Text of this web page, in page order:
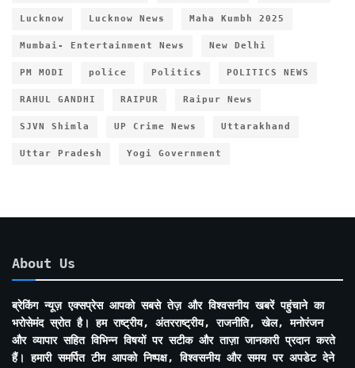
Lucknow Lucknow News Maha Kumbh 2025
Mumbai- Entertainment News New Delhi
PM MODI police Politics POLITICS NEWS
RAHUL GANDHI RAIPUR Raipur News
SJVN Shimla UP Crime News Uttarakhand
Uttar Pradesh Yogi Government
About Us
ब्रेकिंग न्यूज़ एक्सप्रेस आपको सबसे तेज़ और विश्वसनीय खबरें पहुंचाने का
भरोसेमंद स्रोत है। हम राष्ट्रीय, अंतरराष्ट्रीय, राजनीति, खेल, मनोरंजन
और व्यापार सहित विभिन्न विषयों पर सटीक और ताज़ा जानकारी प्रदान करते
हैं। हमारी समर्पित टीम आपको निष्पक्ष, विश्वसनीय और समय पर अपडेट देने